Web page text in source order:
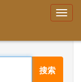
搜索